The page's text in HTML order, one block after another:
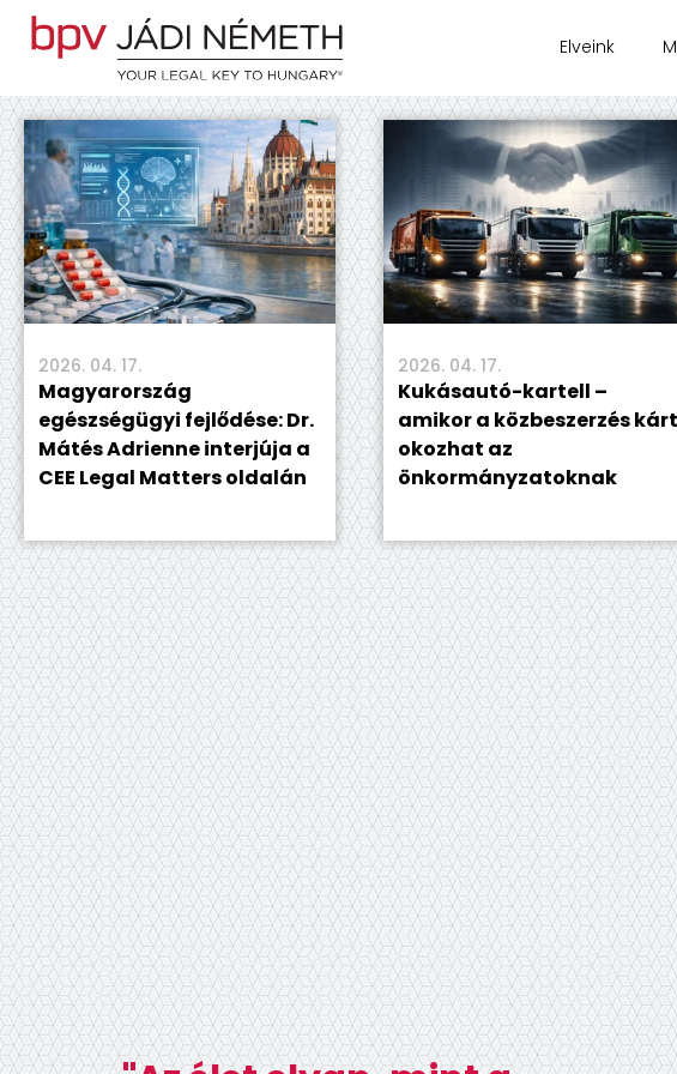
Elveink
2026. 04. 17.
Magyarország
egészségügyi fejlődése: Dr.
Mátés Adrienne interjúja a
CEE Legal Matters oldalán
2026. 04. 17.
Kukásautó-kartell –
amikor a közbeszerzés kárt
okozhat az
önkormányzatoknak